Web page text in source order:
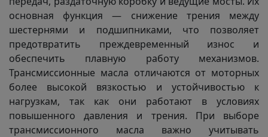
основная функция — снижение трения между
шестернями и подшипниками, что позволяет
предотвратить преждевременный износ и
обеспечить плавную работу механизмов.
Трансмиссионные масла отличаются от моторных
более высокой вязкостью и устойчивостью к
нагрузкам, так как они работают в условиях
повышенного давления и трения. При выборе
трансмиссионного масла важно учитывать